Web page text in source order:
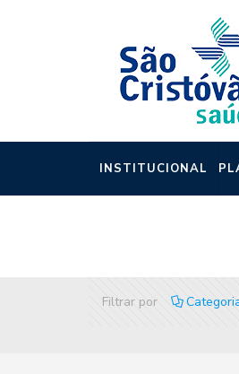
INSTITUCIONAL
Filtrar por